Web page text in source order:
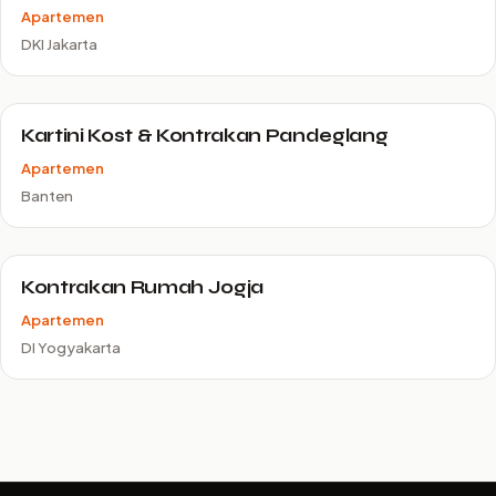
Apartemen
DKI Jakarta
Kartini Kost & Kontrakan Pandeglang
Apartemen
Banten
Kontrakan Rumah Jogja
Apartemen
DI Yogyakarta